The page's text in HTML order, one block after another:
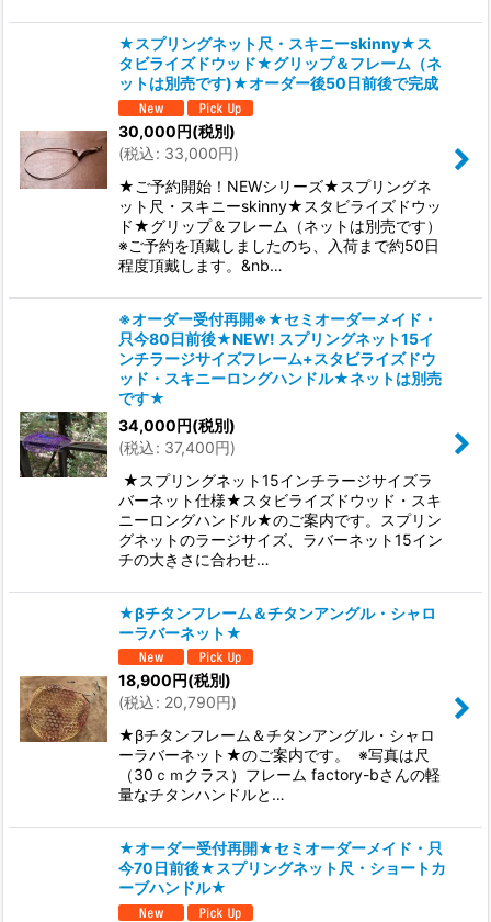
★スプリングネット尺・スキニーskinny★ス
タビライズドウッド★グリップ＆フレーム（ネ
ットは別売です)★オーダー後50日前後で完成
30,000円(税別)
(税込: 33,000円)
★ご予約開始！NEWシリーズ★スプリングネ
ット尺・スキニーskinny★スタビライズドウッ
ド★グリップ＆フレーム（ネットは別売です）
※ご予約を頂戴しましたのち、入荷まで約50日
程度頂戴します。&nb…
※オーダー受付再開※★セミオーダーメイド・
只今80日前後★NEW! スプリングネット15イ
ンチラージサイズフレーム+スタビライズドウ
ッド・スキニーロングハンドル★ネットは別売
です★
34,000円(税別)
(税込: 37,400円)
★スプリングネット15インチラージサイズラ
バーネット仕様★スタビライズドウッド・スキ
ニーロングハンドル★のご案内です。スプリン
グネットのラージサイズ、ラバーネット15イン
チの大きさに合わせ…
★βチタンフレーム＆チタンアングル・シャロ
ーラバーネット★
18,900円(税別)
(税込: 20,790円)
★βチタンフレーム＆チタンアングル・シャロ
ーラバーネット★のご案内です。 ※写真は尺
（30ｃｍクラス）フレーム factory-bさんの軽
量なチタンハンドルと…
★オーダー受付再開★セミオーダーメイド・只
今70日前後★スプリングネット尺・ショートカ
ーブハンドル★